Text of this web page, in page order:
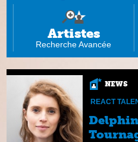
Artistes
Recherche Avancée
NEWS
REACT